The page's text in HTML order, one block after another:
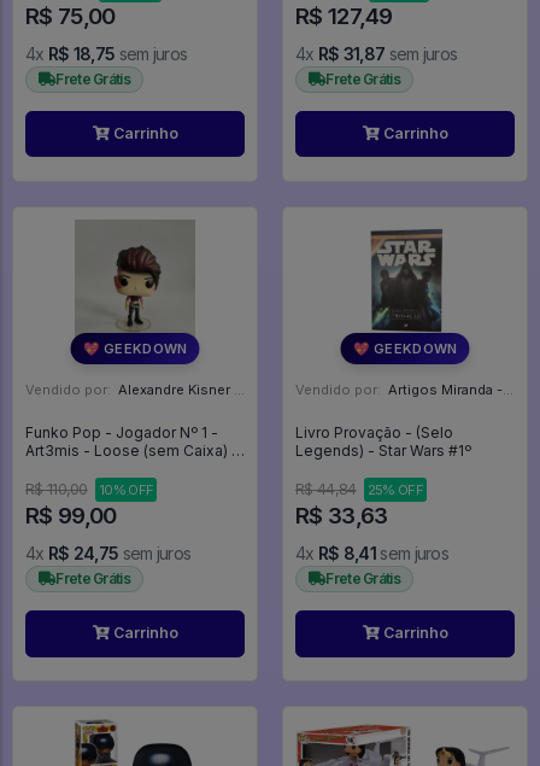
R$ 75,00
4x R$ 18,75 sem juros
Frete Grátis
Carrinho
R$ 127,49
4x R$ 31,87 sem juros
Frete Grátis
Carrinho
💖 GEEKDOWN
Vendido por: Alexandre Kisner - PR
Funko Pop - Jogador Nº 1 -
Art3mis - Loose (sem Caixa) -
R$ 110,00
10% OFF
R$ 99,00
4x R$ 24,75 sem juros
Frete Grátis
Carrinho
💖 GEEKDOWN
Vendido por: Artigos Miranda - RJ
Livro Provação - (Selo
Legends) - Star Wars #1º
R$ 44,84 25% OFF
R$ 33,63
4x R$ 8,41 sem juros
Frete Grátis
Carrinho